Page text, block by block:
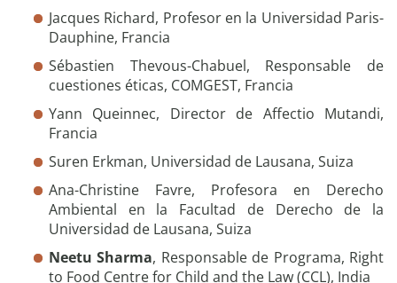
Jacques Richard, Profesor en la Universidad Paris-
Dauphine, Francia
Sébastien Thevous-Chabuel, Responsable de
cuestiones éticas, COMGEST, Francia
Yann Queinnec, Director de Affectio Mutandi,
Francia
Suren Erkman, Universidad de Lausana, Suiza
Ana-Christine Favre, Profesora en Derecho
Ambiental en la Facultad de Derecho de la
Universidad de Lausana, Suiza
Neetu Sharma, Responsable de Programa, Right
to Food Centre for Child and the Law (CCL), India